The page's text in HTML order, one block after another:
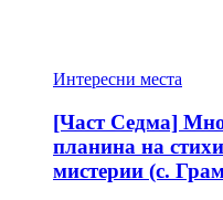
Интересни места
[Част Седма]
планина на
мистерии (с.